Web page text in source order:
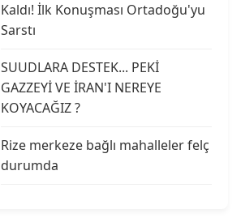
Kaldı! İlk Konuşması Ortadoğu'yu
Sarstı
SUUDLARA DESTEK... PEKİ
GAZZEYİ VE İRAN'I NEREYE
KOYACAĞIZ ?
Rize merkeze bağlı mahalleler felç
durumda